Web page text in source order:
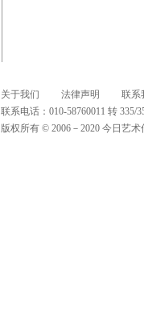
关于我们 法律声明
联系
联系电话：010-58760011 转
版权所有 © 2006－2020 今日艺